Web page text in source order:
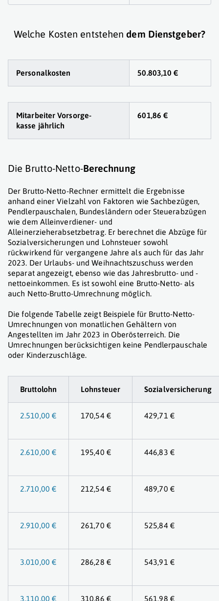
Welche Kosten entstehen dem Dienstgeber?
Personalkosten 50.803,10 €
Mitarbeiter Vorsorge-
kasse jährlich
601,86 €
Die Brutto-Netto-Berechnung
Der Brutto-Netto-Rechner ermittelt die Ergebnisse
anhand einer Vielzahl von Faktoren wie Sachbezügen,
Pendlerpauschalen, Bundesländern oder Steuerabzügen
wie dem Alleinverdiener- und
Alleinerzieherabsetzbetrag. Er berechnet die Abzüge für
Sozialversicherungen und Lohnsteuer sowohl
rückwirkend für vergangene Jahre als auch für das Jahr
2023. Der Urlaubs- und Weihnachtszuschuss werden
separat angezeigt, ebenso wie das Jahresbrutto- und -
nettoeinkommen. Es ist sowohl eine Brutto-Netto- als
auch Netto-Brutto-Umrechnung möglich.
Die folgende Tabelle zeigt Beispiele für Brutto-Netto-
Umrechnungen von monatlichen Gehältern von
Angestellten im Jahr 2023 in Oberösterreich. Die
Umrechnungen berücksichtigen keine Pendlerpauschale
oder Kinderzuschläge.
Bruttolohn Lohnsteuer Sozialversicherung
2.510,00 € 170,54 € 429,71 €
2.610,00 € 195,40 € 446,83 €
2.710,00 € 212,54 € 489,70 €
2.910,00 € 261,70 € 525,84 €
3.010,00 € 286,28 € 543,91 €
3.110,00 € 310,86 € 561,98 €